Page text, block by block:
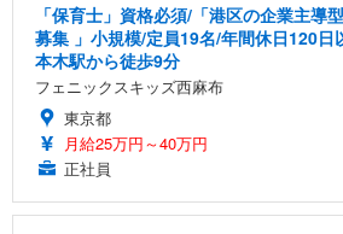
「保育士」資格必須/「港区の企業主導
募集 」小規模/定員19名/年間休日120日
本木駅から徒歩9分
フェニックスキッズ西麻布
東京都
月給25万円～40万円
正社員